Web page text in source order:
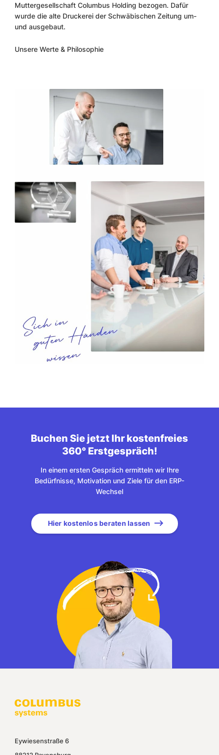
Muttergesellschaft Columbus Holding bezogen. Dafür
wurde die alte Druckerei der Schwäbischen Zeitung um-
und ausgebaut.
Unsere Werte & Philosophie
Buchen Sie jetzt Ihr kostenfreies
360° Erstgespräch!
In einem ersten Gespräch ermitteln wir Ihre
Bedürfnisse, Motivation und Ziele für den ERP-
Wechsel
Hier kostenlos beraten lassen
Eywiesenstraße 6